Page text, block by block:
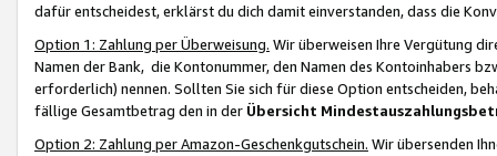
dafür entscheidest, erklärst du dich damit einverstanden, dass die
Option 1: Zahlung per Überweisung. Wir überweisen Ihre Vergütung
Namen der Bank, die Kontonummer, den Namen des Kontoinhabers
erforderlich) nennen. Sollten Sie sich für diese Option entscheiden,
fällige Gesamtbetrag den in der Übersicht
Option 2: Zahlung per Amazon-Geschenkgutschein. Wir übersenden